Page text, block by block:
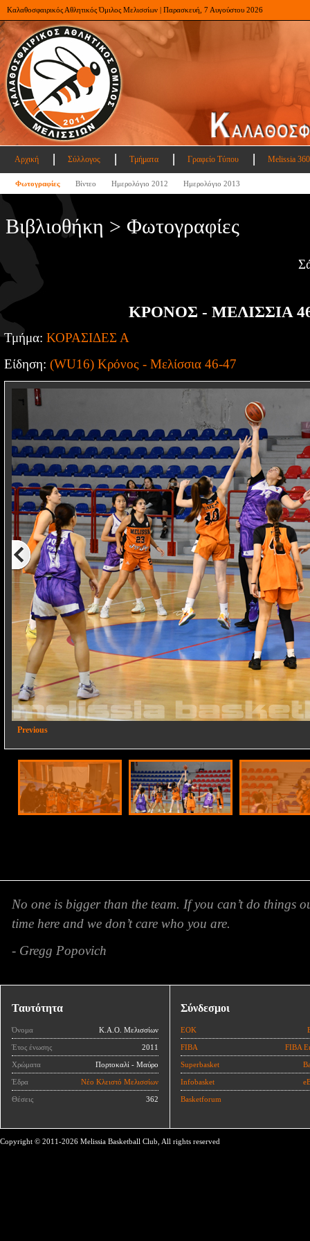
Καλαθοσφαιρικός Αθλητικός Όμιλος Μελισσίων | Παρασκευή, 7 Αυγούστου 2026
Αρχική Σύλλογος Τμήματα Γραφείο Τύπου Melissia
Φωτογραφίες Βίντεο Ημερολόγιο 2012 Ημερολόγιο 2013
Βιβλιοθήκη > Φωτογραφίες
ΚΡΟΝΟΣ - ΜΕΛΙΣΣΙΑ
Τμήμα: ΚΟΡΑΣΙΔΕΣ Α
Είδηση: (WU16) Κρόνος - Μελίσσια 46-47
2/16
Previous
No one is bigger than the team. If you can’t do things
time here and we don’t care who you are.
- Gregg Popovich
Ταυτότητα
Όνομα Κ.Α.Ο. Μελισσίων
Έτος ένωσης 2011
Χρώματα Πορτοκαλί - Μαύρο
Έδρα Νέο Κλειστό Μελισσίων
Θέσεις 362
Σύνδεσμοι
ΕΟΚ
FIBA FIBA
Superbasket
Infobasket
Basketforum
Copyright © 2011-2026 Melissia Basketball Club, All rights reserved